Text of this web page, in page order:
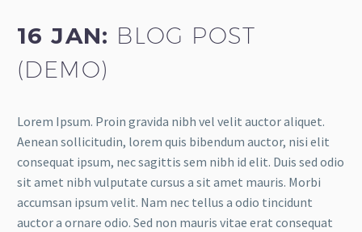
16 JAN: BLOG POST
(DEMO)
Lorem Ipsum. Proin gravida nibh vel velit auctor aliquet.
Aenean sollicitudin, lorem quis bibendum auctor, nisi elit
consequat ipsum, nec sagittis sem nibh id elit. Duis sed odio
sit amet nibh vulputate cursus a sit amet mauris. Morbi
accumsan ipsum velit. Nam nec tellus a odio tincidunt
auctor a ornare odio. Sed non mauris vitae erat consequat